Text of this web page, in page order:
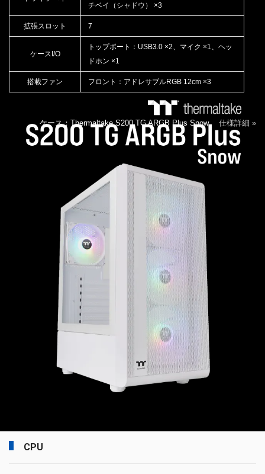
チベイ（シャドウ） ×3
拡張スロット 7
ケースI/O
トップポート：USB3.0 ×2、マイク ×1、ヘッ
ドホン ×1
搭載ファン フロント：アドレサブルRGB 12cm ×3
ケース：Thermaltake S200 TG ARGB Plus Snow 仕様詳細 »
CPU